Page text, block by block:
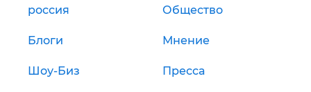
россия Общество
Блоги Мнение
Шоу-Биз Пресса